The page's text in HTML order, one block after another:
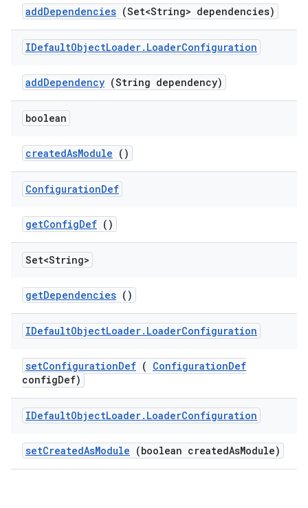
addDependencies (Set<String> dependencies)
IDefaultObjectLoader. LoaderConfiguration
addDependency (String dependency)
boolean
createdAsModule ()
ConfigurationDef
getConfigDef ()
Set<String>
getDependencies ()
IDefaultObjectLoader. LoaderConfiguration
setConfigurationDef ( ConfigurationDef
configDef)
IDefaultObjectLoader. LoaderConfiguration
setCreatedAsModule (boolean createdAsModule)